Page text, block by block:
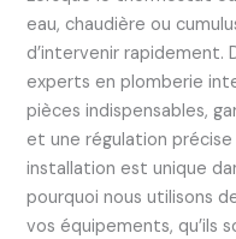
eau, chaudière ou
d’intervenir rapidement.
experts en plomberie
pièces indispensables,
et une régulation
installation est unique
pourquoi nous utilisons
vos équipements, qu’ils